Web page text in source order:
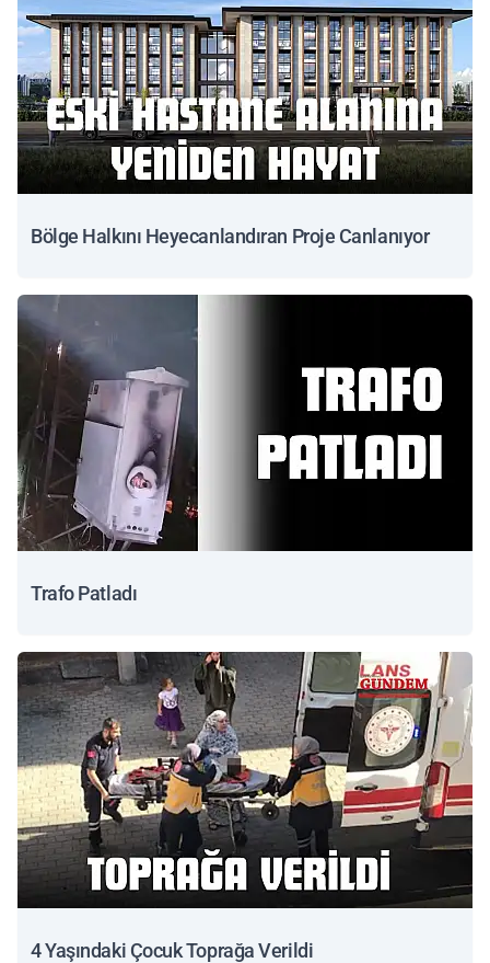
Bölge Halkını Heyecanlandıran Proje Canlanıyor
Trafo Patladı
4 Yaşındaki Çocuk Toprağa Verildi